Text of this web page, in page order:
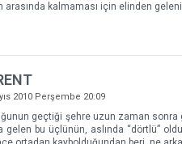
arasında kalmaması için elinden
2010 Perşembe 20:09
geçtiği şehre uzun zaman sonra
gelen bu üçlünün, aslında “dörtlü”